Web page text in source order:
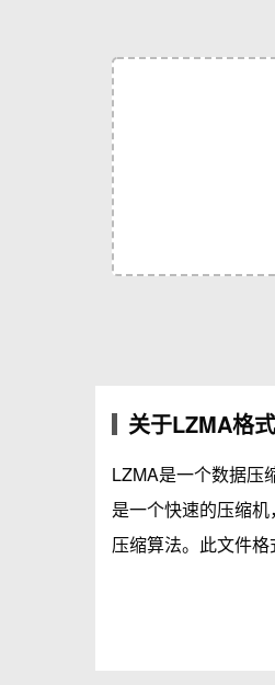
关于LZMA格式
LZMA是一个数据压
是一个快速的压缩
压缩算法。此文件